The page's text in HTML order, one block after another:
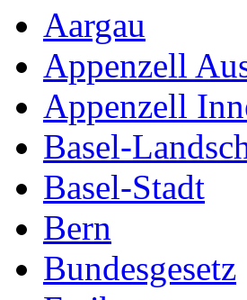
Aargau
Appenzell
Appenzell
Basel-
Basel-Stadt
Bern
Bundesgesetz